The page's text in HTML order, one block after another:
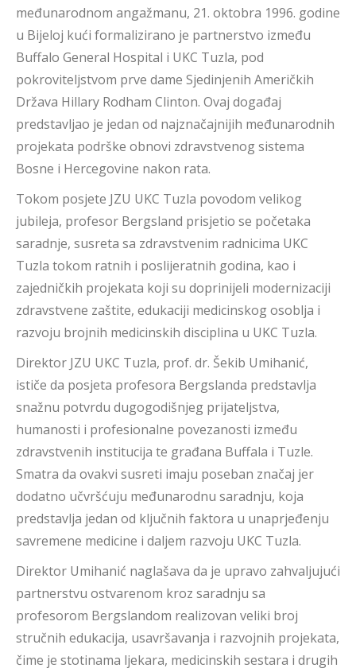
međunarodnom angažmanu, 21. oktobra 1996. godine
u Bijeloj kući formalizirano je partnerstvo između
Buffalo General Hospital i UKC Tuzla, pod
pokroviteljstvom prve dame Sjedinjenih Američkih
Država Hillary Rodham Clinton. Ovaj događaj
predstavljao je jedan od najznačajnijih međunarodnih
projekata podrške obnovi zdravstvenog sistema
Bosne i Hercegovine nakon rata.
Tokom posjete JZU UKC Tuzla povodom velikog
jubileja, profesor Bergsland prisjetio se početaka
saradnje, susreta sa zdravstvenim radnicima UKC
Tuzla tokom ratnih i poslijeratnih godina, kao i
zajedničkih projekata koji su doprinijeli modernizaciji
zdravstvene zaštite, edukaciji medicinskog osoblja i
razvoju brojnih medicinskih disciplina u UKC Tuzla.
Direktor JZU UKC Tuzla, prof. dr. Šekib Umihanić,
ističe da posjeta profesora Bergslanda predstavlja
snažnu potvrdu dugogodišnjeg prijateljstva,
humanosti i profesionalne povezanosti između
zdravstvenih institucija te građana Buffala i Tuzle.
Smatra da ovakvi susreti imaju poseban značaj jer
dodatno učvršćuju međunarodnu saradnju, koja
predstavlja jedan od ključnih faktora u unaprjeđenju
savremene medicine i daljem razvoju UKC Tuzla.
Direktor Umihanić naglašava da je upravo zahvaljujući
partnerstvu ostvarenom kroz saradnju sa
profesorom Bergslandom realizovan veliki broj
stručnih edukacija, usavršavanja i razvojnih projekata,
čime je stotinama ljekara, medicinskih sestara i drugih